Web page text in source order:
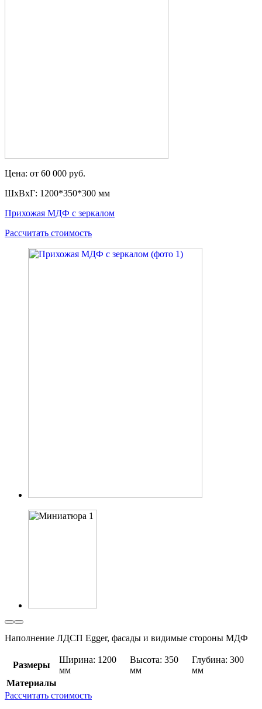
Цена: от 60 000 руб.
ШxВxГ: 1200*350*300 мм
Прихожая МДФ с зеркалом
Рассчитать стоимость
Наполнение ЛДСП Egger, фасады и видимые стороны МДФ
Размеры
Ширина: 1200
мм
Высота: 350
мм
Глубина: 300
мм
Материалы
Рассчитать стоимость